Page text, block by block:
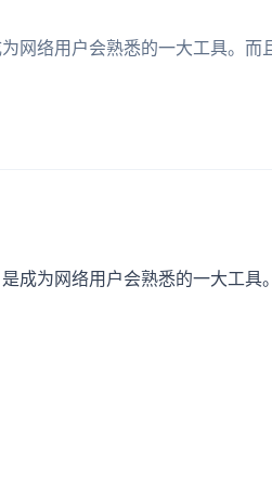
络用户会熟悉的一大工具。而
为网络用户会熟悉的一大工具